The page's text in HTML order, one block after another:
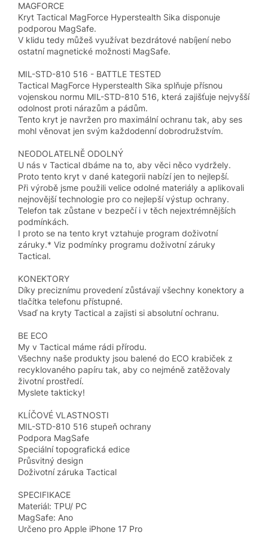
MAGFORCE
Kryt Tactical MagForce Hyperstealth Sika disponuje
podporou MagSafe.
V klidu tedy můžeš využívat bezdrátové nabíjení nebo
ostatní magnetické možnosti MagSafe.
MIL-STD-810 516 - BATTLE TESTED
Tactical MagForce Hyperstealth Sika splňuje přísnou
vojenskou normu MIL-STD-810 516, která zajišťuje nejvyšší
odolnost proti nárazům a pádům.
Tento kryt je navržen pro maximální ochranu tak, aby ses
mohl věnovat jen svým každodenní dobrodružstvím.
NEODOLATELNĚ ODOLNÝ
U nás v Tactical dbáme na to, aby věci něco vydržely.
Proto tento kryt v dané kategorii nabízí jen to nejlepší.
Při výrobě jsme použili velice odolné materiály a aplikovali
nejnovější technologie pro co nejlepší výstup ochrany.
Telefon tak zůstane v bezpečí i v těch nejextrémnějších
podmínkách.
I proto se na tento kryt vztahuje program doživotní
záruky.* Viz podmínky programu doživotní záruky
Tactical.
KONEKTORY
Díky preciznímu provedení zůstávají všechny konektory a
tlačítka telefonu přístupné.
Vsaď na kryty Tactical a zajisti si absolutní ochranu.
BE ECO
My v Tactical máme rádi přírodu.
Všechny naše produkty jsou balené do ECO krabiček z
recyklovaného papíru tak, aby co nejméně zatěžovaly
životní prostředí.
Myslete takticky!
KLÍČOVÉ VLASTNOSTI
MIL-STD-810 516 stupeň ochrany
Podpora MagSafe
Speciální topografická edice
Průsvitný design
Doživotní záruka Tactical
SPECIFIKACE
Materiál: TPU/ PC
MagSafe: Ano
Určeno pro Apple iPhone 17 Pro